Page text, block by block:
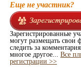
Еще не участник?
Зарегистрированные
могут размещать свои
следить за
многое другое... Все
регистрации >>